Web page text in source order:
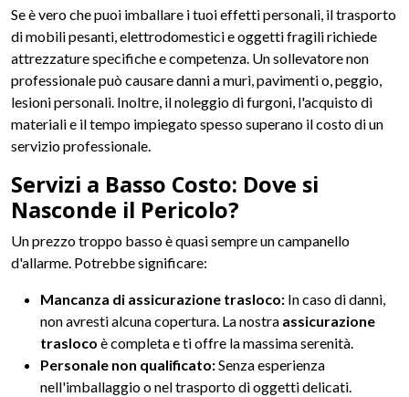
Se è vero che puoi imballare i tuoi effetti personali, il trasporto
di mobili pesanti, elettrodomestici e oggetti fragili richiede
attrezzature specifiche e competenza. Un sollevatore non
professionale può causare danni a muri, pavimenti o, peggio,
lesioni personali. Inoltre, il noleggio di furgoni, l'acquisto di
materiali e il tempo impiegato spesso superano il costo di un
servizio professionale.
Servizi a Basso Costo: Dove si
Nasconde il Pericolo?
Un prezzo troppo basso è quasi sempre un campanello
d'allarme. Potrebbe significare:
Mancanza di assicurazione trasloco: In caso di danni,
non avresti alcuna copertura. La nostra assicurazione
trasloco è completa e ti offre la massima serenità.
Personale non qualificato:Senza esperienza
nell'imballaggio o nel trasporto di oggetti delicati.